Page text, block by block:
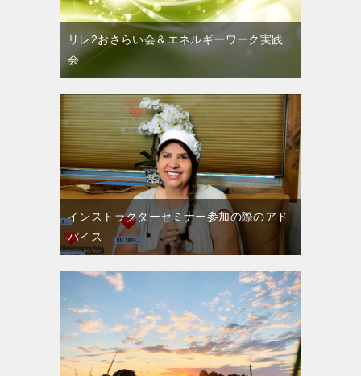
リレ2おさらい会＆エネルギーワーク実践
会
インストラクターセミナー参加の際のアド
バイス